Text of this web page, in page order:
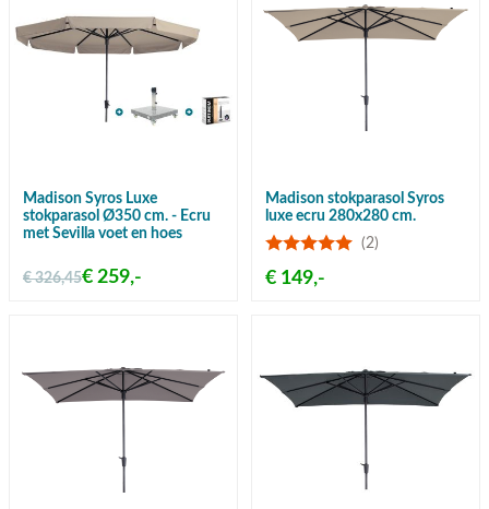
Madison Syros Luxe
stokparasol Ø350 cm. - Ecru
met Sevilla voet en hoes
€ 326,45€ 259,-
Madison stokparasol Syros
luxe ecru 280x280 cm.
(2)
€ 149,-